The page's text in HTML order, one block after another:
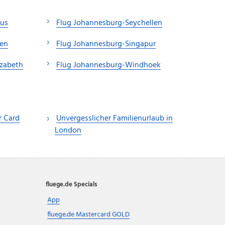
Flug Johannesburg-Seychellen
Flug Johannesburg-Singapur
Flug Johannesburg-Windhoek
Unvergesslicher Familienurlaub in
London